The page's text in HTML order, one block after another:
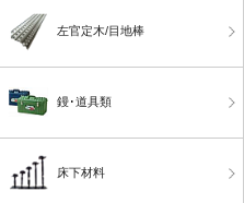
左官定木/目地棒
鏝･道具類
床下材料